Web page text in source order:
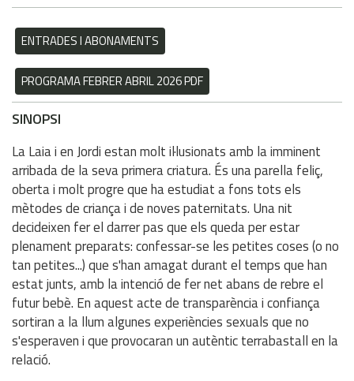
ENTRADES I ABONAMENTS
PROGRAMA FEBRER ABRIL 2026 PDF
SINOPSI
La Laia i en Jordi estan molt il·lusionats amb la imminent
arribada de la seva primera criatura. És una parella feliç,
oberta i molt progre que ha estudiat a fons tots els
mètodes de criança i de noves paternitats. Una nit
decideixen fer el darrer pas que els queda per estar
plenament preparats: confessar-se les petites coses (o no
tan petites...) que s'han amagat durant el temps que han
estat junts, amb la intenció de fer net abans de rebre el
futur bebè. En aquest acte de transparència i confiança
sortiran a la llum algunes experiències sexuals que no
s'esperaven i que provocaran un autèntic terrabastall en la
relació.